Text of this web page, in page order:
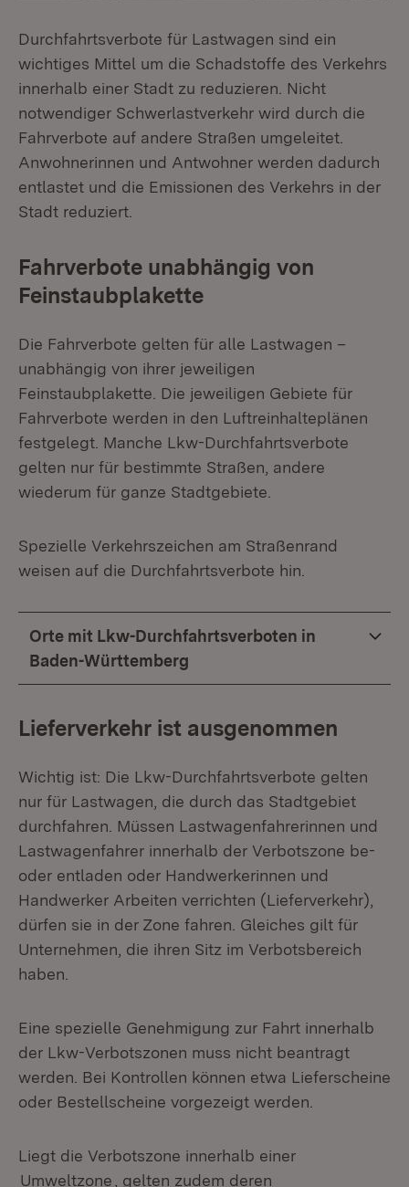
Durchfahrtsverbote für Lastwagen sind ein
wichtiges Mittel um die Schadstoffe des Verkehrs
innerhalb einer Stadt zu reduzieren. Nicht
notwendiger Schwerlastverkehr wird durch die
Fahrverbote auf andere Straßen umgeleitet.
Anwohnerinnen und Antwohner werden dadurch
entlastet und die Emissionen des Verkehrs in der
Stadt reduziert.
Fahrverbote unabhängig von
Feinstaubplakette
Die Fahrverbote gelten für alle Lastwagen –
unabhängig von ihrer jeweiligen
Feinstaubplakette. Die jeweiligen Gebiete für
Fahrverbote werden in den Luftreinhalteplänen
festgelegt. Manche Lkw-Durchfahrtsverbote
gelten nur für bestimmte Straßen, andere
wiederum für ganze Stadtgebiete.
Spezielle Verkehrszeichen am Straßenrand
weisen auf die Durchfahrtsverbote hin.
Orte mit Lkw-Durchfahrtsverboten in
Baden-Württemberg
Lieferverkehr ist ausgenommen
Wichtig ist: Die Lkw-Durchfahrtsverbote gelten
nur für Lastwagen, die durch das Stadtgebiet
durchfahren. Müssen Lastwagenfahrerinnen und
Lastwagenfahrer innerhalb der Verbotszone be-
oder entladen oder Handwerkerinnen und
Handwerker Arbeiten verrichten (Lieferverkehr),
dürfen sie in der Zone fahren. Gleiches gilt für
Unternehmen, die ihren Sitz im Verbotsbereich
haben.
Eine spezielle Genehmigung zur Fahrt innerhalb
der Lkw-Verbotszonen muss nicht beantragt
werden. Bei Kontrollen können etwa Lieferscheine
oder Bestellscheine vorgezeigt werden.
Liegt die Verbotszone innerhalb einer
Umweltzone
, gelten zudem deren